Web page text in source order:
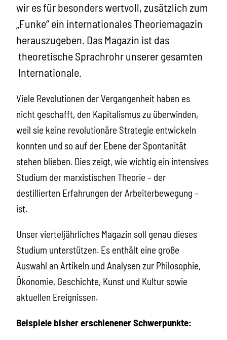
wir es für besonders wertvoll, zusätzlich zum
„Funke“ ein internationales Theoriemagazin
herauszugeben. Das Magazin ist das
theoretische Sprachrohr unserer gesamten
Internationale.
Viele Revolutionen der Vergangenheit haben es
nicht geschafft, den Kapitalismus zu überwinden,
weil sie keine revolutionäre Strategie entwickeln
konnten und so auf der Ebene der Spontanität
stehen blieben. Dies zeigt, wie wichtig ein intensives
Studium der marxistischen Theorie – der
destillierten Erfahrungen der Arbeiterbewegung –
ist.
Unser vierteljährliches Magazin soll genau dieses
Studium unterstützen. Es enthält eine große
Auswahl an Artikeln und Analysen zur Philosophie,
Ökonomie, Geschichte, Kunst und Kultur sowie
aktuellen Ereignissen.
Beispiele bisher erschienener Schwerpunkte: